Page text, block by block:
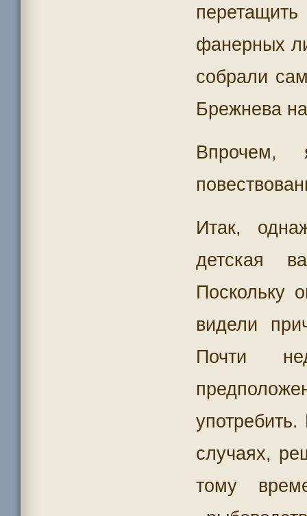
фанерных
собрали
Брежнева
Впрочем,
Итак,
детская
Поскольку
видели
Почти
случаях,
тому